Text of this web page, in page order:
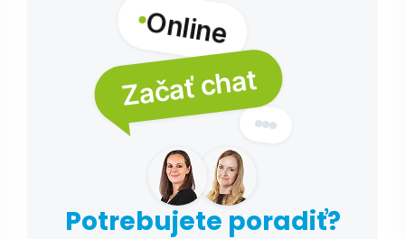
Online
Začať chat
Potrebujete poradiť?